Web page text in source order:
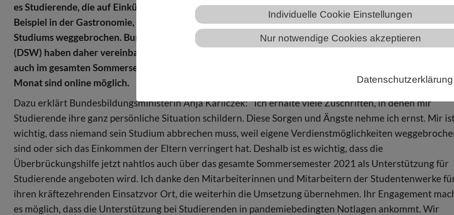
Individuelle Cookie Einstellungen
Nur notwendige Cookies akzeptieren
Datenschutzerklärung
es Studierende, die auf Einkünfte aus Nebenjobs angewiesen sind. Durch die vielen Schließungen, zum
Beispiel in der Gastronomie, ist vielen von ihnen eine wichtige Möglichkeit zur Finanzierung ihres
Studiums weggebrochen. Bundesbildungsministerin Anja Karliczek und das Deutsche Studentenwerk
(DSW) haben daher vereinbart, die Überbrückungshilfe für Studierende in pandemiebedingten
auch im gesamten Sommersemester 2021 anzubieten. Anträge auf einen Zuschuss bis zu 500 Euro im
Monat sind online möglich.
Dazu erklärt Bundesbildungsministerin Anja Karliczek: "Ich erhalte viele Zuschriften, in denen mir
Studierende ihre ganz persönliche Situation schildern. Diese Sorgen und Ängste nehme ich ernst. Mir
wichtig, dass niemand sein Studium abbrechen muss, weil eigene Verdienstmöglichkeiten
sind oder sich das Einkommen der Eltern verringert hat. Deshalb ist es wichtig, dass die
Überbrückungshilfe jetzt nahtlos auch über das gesamte Sommersemester 2021 als Unterstützung für
Studierende angeboten wird. Ich danke den Mitarbeiterinnen und Mitarbeitern der Studentenwerke
ihren kräftezehrenden Einsatzvor Ort, die weiterhin die Umsetzung übernehmen. Ihr Engagement
es möglich, dass die Unterstützung bei Studierenden in pandemiebedingten Notlagen ankommt. Wir